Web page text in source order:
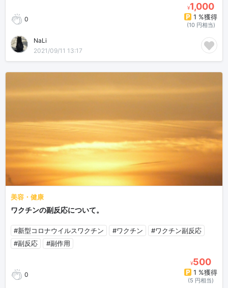
0
¥1,000
1 %獲得
(10 円相当)
NaLi
2021/09/11 13:17
美容・健康
ワクチンの副反応について。
#新型コロナウイルスワクチン #ワクチン
#ワクチン副反応
#副反応
#副作用
0
¥500
1 %獲得
(5 円相当)